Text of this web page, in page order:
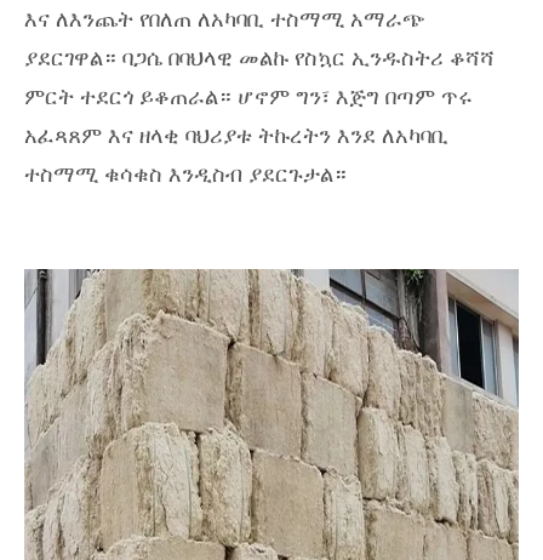
እና ለእንጨት የበለጠ ለአካባቢ ተስማሚ አማራጭ
ያደርገዋል። ባጋሴ በባህላዊ መልኩ የስኳር ኢንዱስትሪ ቆሻሻ
ምርት ተደርጎ ይቆጠራል። ሆኖም ግን፣ እጅግ በጣም ጥሩ
አፈጻጸም እና ዘላቂ ባህሪያቱ ትኩረትን እንደ ለአካባቢ
ተስማሚ ቁሳቁስ እንዲስብ ያደርጉታል።